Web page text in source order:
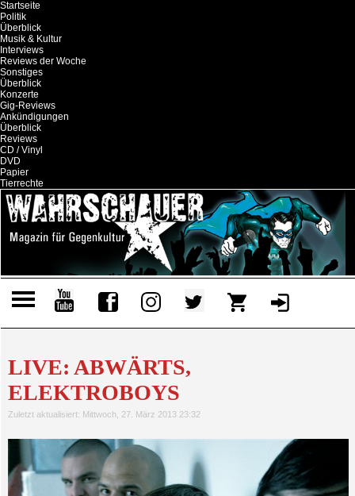
Startseite
Politik
Überblick
Musik & Kultur
Interviews
Reviews der Woche
Sonstiges
Überblick
Konzerte
Gig-Reviews
Ankündigungen
Überblick
Reviews
CD / Vinyl
DVD
Papier
Tierrechte
LIVE: ABWÄRTS,
ELEKTROBOYS
Zuletzt aktualisiert: Mittwoch, 27. März 2013 23:32